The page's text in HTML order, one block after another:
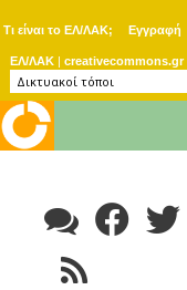
Τι είναι το ΕΛ/ΛΑΚ; Εγγραφή
ΕΛ/ΛΑΚ | creativecommons.gr
content